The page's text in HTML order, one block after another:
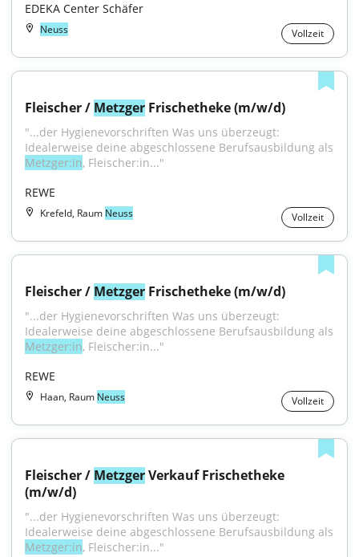
EDEKA Center Schäfer
Neuss Vollzeit
Fleischer / Metzger Frischetheke (m/w/d)
"...der Hygienevorschriften Was uns überzeugt:
Metzger:in, Fleischer:in..."
REWE
Krefeld, Raum Neuss Vollzeit
Fleischer / Metzger Frischetheke (m/w/d)
"...der Hygienevorschriften Was uns überzeugt:
Metzger:in, Fleischer:in..."
REWE
Haan, Raum Neuss Vollzeit
Fleischer / Metzger Verkauf Frischetheke
(m/w/d)
"...der Hygienevorschriften Was uns überzeugt:
Metzger:in, Fleischer:in..."